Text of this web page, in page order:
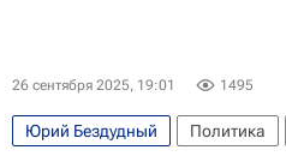
26 сентября 2025, 19:01 1495
Юрий Бездудный Политика